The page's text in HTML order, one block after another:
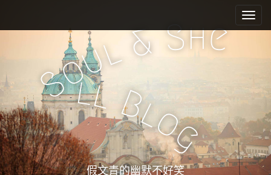
e
n
u
i
c
n
t
e
n
t
Soul&She
ll Bl
og
假文青的幽默不好笑